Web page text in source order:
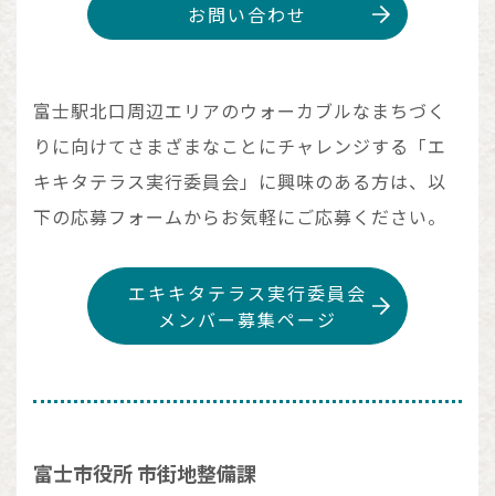
お問い合わせ
富士駅北口周辺エリアのウォーカブルなまちづく
りに向けてさまざまなことにチャレンジする 「エ
キキタテラス実行委員会」に興味のある方は、 以
下の応募フォームからお気軽にご応募ください。
エキキタテラス実行委員会
メンバー募集ページ
富士市役所 市街地整備課